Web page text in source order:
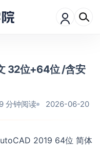
32位+64位 /含安
9 分钟阅读 2026-06-20
2019 64位 简体